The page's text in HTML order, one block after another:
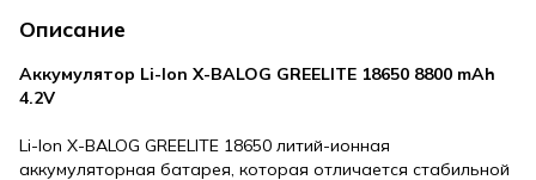
Описание
Аккумулятор Li-Ion X-BALOG GREELITE 18650 8800 mAh
4.2V
Li-Ion X-BALOG GREELITE 18650 литий-ионная
аккумуляторная батарея, которая отличается стабильной